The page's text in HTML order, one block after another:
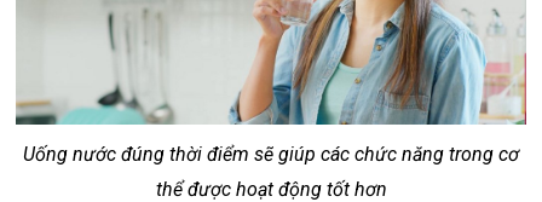
Uống nước đúng thời điểm sẽ giúp các chức năng trong cơ
thể được hoạt động tốt hơn